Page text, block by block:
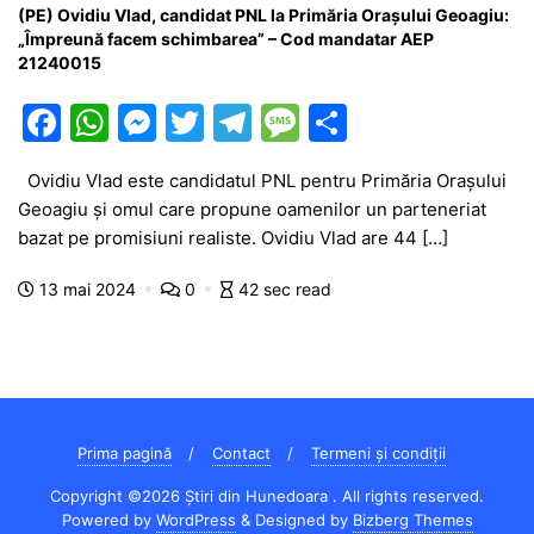
(PE) Ovidiu Vlad, candidat PNL la Primăria Orașului Geoagiu:
„Împreună facem schimbarea” – Cod mandatar AEP
21240015
F
c
e
b
o
k
W
at
s
A
M
s
s
e
n
er
T
itt
er
T
e
gr
a
m
M
s
s
a
g
ta
je
Ovidiu Vlad este candidatul PNL pentru Primăria Orașului
Geoagiu și omul care propune oamenilor un parteneriat
bazat pe promisiuni realiste. Ovidiu Vlad are 44 […]
13 mai 2024 0 42 sec read
Prima pagină Contact Termeni și condiții
Copyright ©2026 Știri din Hunedoara . All rights reserved.
Powered by WordPress & Designed by Bizberg Themes